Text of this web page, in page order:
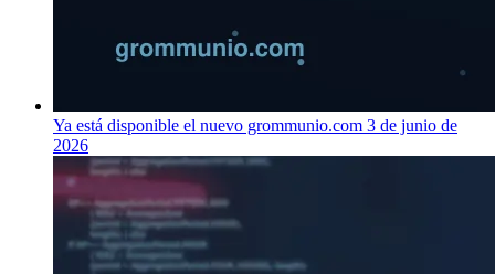
Ya está disponible el nuevo grommunio.com 3 de junio de
2026